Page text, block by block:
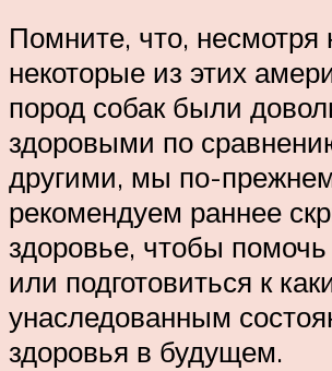
Помните, что, несмотря
некоторые из этих
пород собак были
здоровыми по
другими, мы по-
рекомендуем раннее
здоровье, чтобы
или подготовиться к
унаследованным
здоровья в будущем.